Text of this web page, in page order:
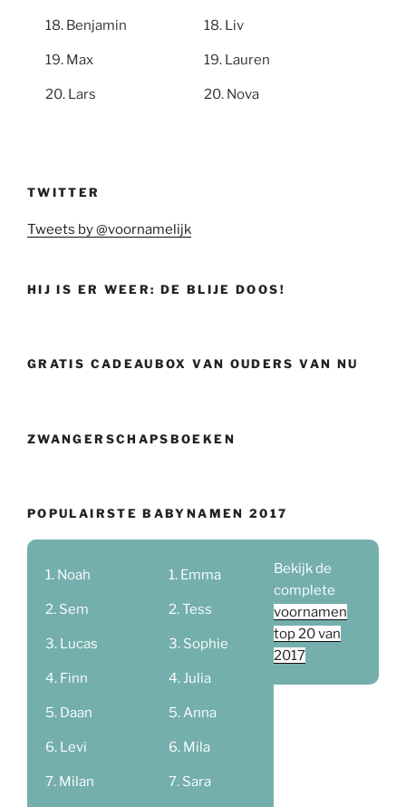
Benjamin
Max
Lars
Liv
Lauren
Nova
TWITTER
Tweets by @voornamelijk
HIJ IS ER WEER: DE BLIJE DOOS!
GRATIS CADEAUBOX VAN OUDERS VAN NU
ZWANGERSCHAPSBOEKEN
POPULAIRSTE BABYNAMEN 2017
Noah
Sem
Lucas
Finn
Daan
Levi
Milan
Emma
Tess
Sophie
Julia
Anna
Mila
Sara
Bekijk de
complete
voornamen
top 20 van
2017